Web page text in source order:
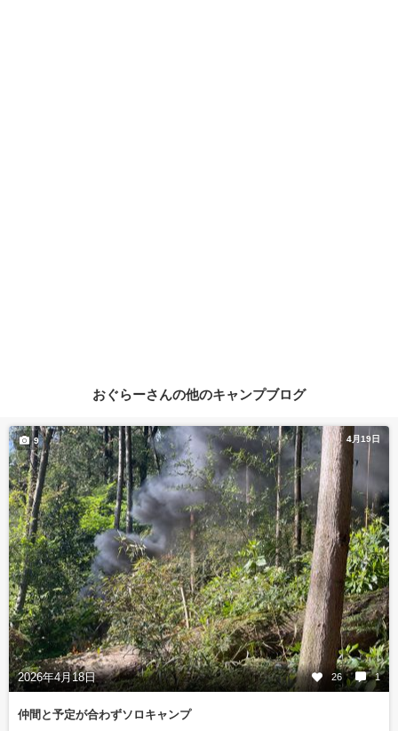
おぐらーさんの他のキャンプブログ
4月19日
2026年4月18日 26 1
9
仲間と予定が合わずソロキャンプ